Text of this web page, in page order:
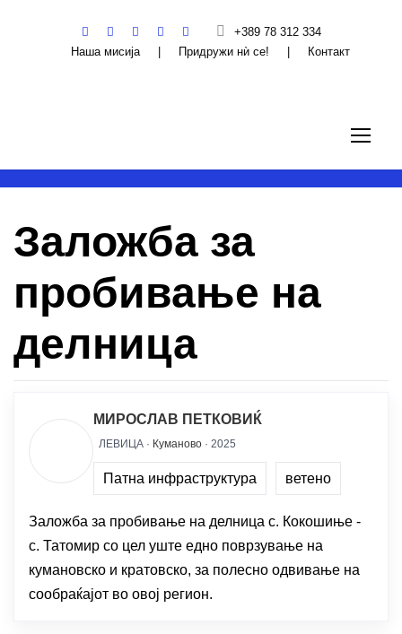
+389 78 312 334
Наша мисија
Придружи нѝ се! Контакт
Заложба за
пробивање на
делница
МИРОСЛАВ ПЕТКОВИЌ
ЛЕВИЦА · Куманово · 2025
Патна инфраструктура ветено
Заложба за пробивање на делница с. Кокошиње -
с. Татомир со цел уште едно поврзување на
кумановско и кратовско, за полесно одвивање на
сообраќајот во овој регион.